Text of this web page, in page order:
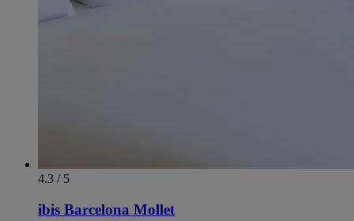
4.3 / 5
ibis Barcelona Mollet